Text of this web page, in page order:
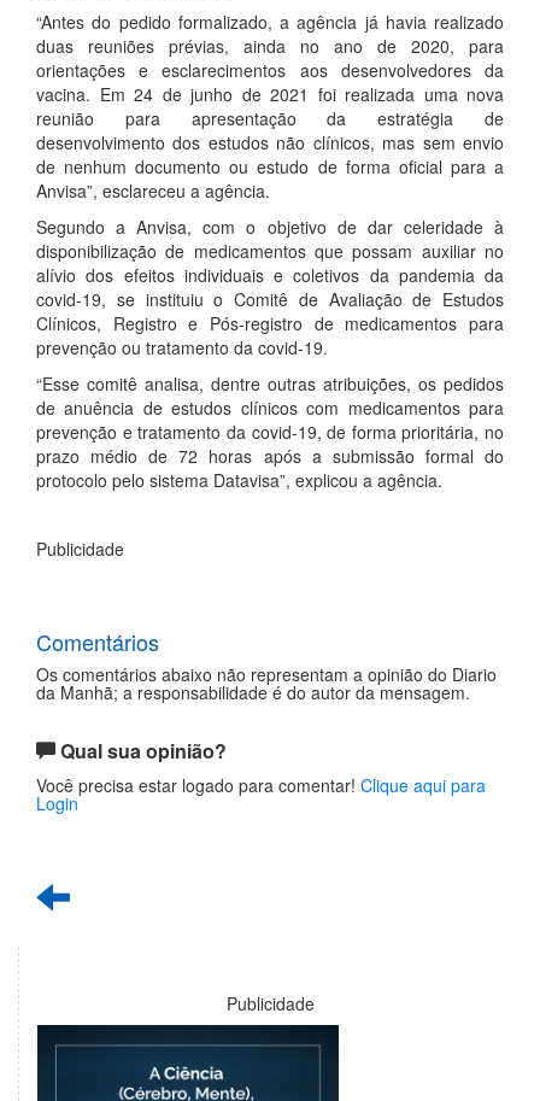
“Antes do pedido formalizado, a agência já havia realizado
duas reuniões prévias, ainda no ano de 2020, para
orientações e esclarecimentos aos desenvolvedores da
vacina. Em 24 de junho de 2021 foi realizada uma nova
reunião para apresentação da estratégia de
desenvolvimento dos estudos não clínicos, mas sem envio
de nenhum documento ou estudo de forma oficial para a
Anvisa”, esclareceu a agência.
Segundo a Anvisa, com o objetivo de dar celeridade à
disponibilização de medicamentos que possam auxiliar no
alívio dos efeitos individuais e coletivos da pandemia da
covid-19, se instituiu o Comitê de Avaliação de Estudos
Clínicos, Registro e Pós-registro de medicamentos para
prevenção ou tratamento da covid-19.
“Esse comitê analisa, dentre outras atribuições, os pedidos
de anuência de estudos clínicos com medicamentos para
prevenção e tratamento da covid-19, de forma prioritária, no
prazo médio de 72 horas após a submissão formal do
protocolo pelo sistema Datavisa”, explicou a agência.
Publicidade
Comentários
Os comentários abaixo não representam a opinião do Diario
da Manhã; a responsabilidade é do autor da mensagem.
Qual sua opinião?
Você precisa estar logado para comentar! Clique aqui para
Login
Publicidade